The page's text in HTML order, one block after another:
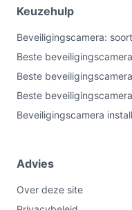
Keuzehulp
Beveiligingscamera:
Beste
Beste
Beste
Beveiligingscamera
Advies
Over deze site